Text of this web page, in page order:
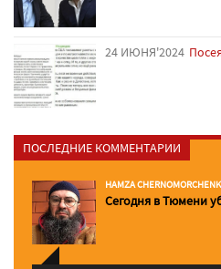
24 ИЮНЯ'2024
ПОСЛЕДНИЕ КОММЕНТАРИИ
HAMZA
Сегодня в Тюмени